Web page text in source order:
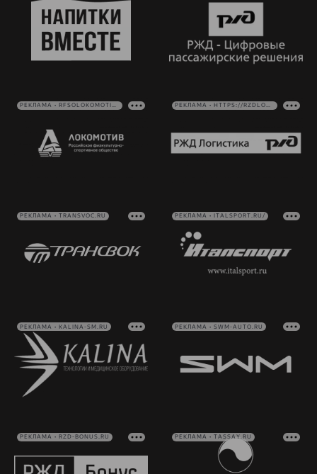
РЕКЛАМА • RFSOLOKOMOTIV.RU РЕКЛАМА • HTTPS://RZDLOG.RU/
РЕКЛАМА • TRANSVOC.RU РЕКЛАМА • ITALSPORT.RU/
РЕКЛАМА • KALINA-SM.RU РЕКЛАМА • SWM-AUTO.RU
РЕКЛАМА • RZD-BONUS.RU РЕКЛАМА • TASSAY.RU